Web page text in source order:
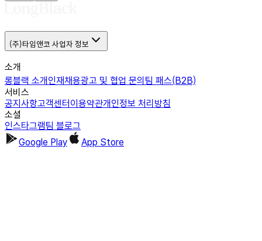
(주)타임앤코 사업자 정보
소개
롱블랙 소개 인재채용광고 및 협업 문의 팀 패스(B2B)
서비스
공지사항고객센터 이용약관개인정보 처리방침
소셜
인스타그램팀 블로그
Google Play
App Store